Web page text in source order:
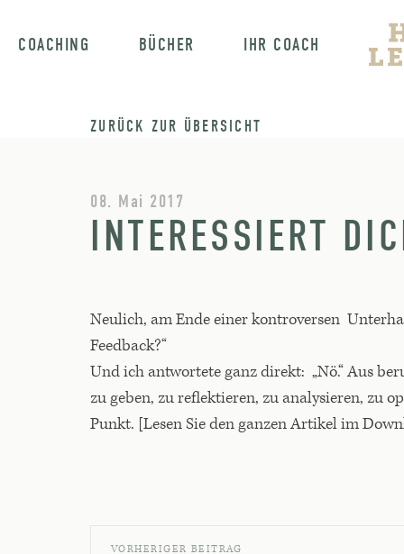
COACHING BÜCHER IHR COACH
ZURÜCK ZUR ÜBERSICHT
08. Mai 2017
INTERESSIERT
Neulich, am Ende einer kontroversen
Feedback?“
Und ich antwortete ganz direkt: „Nö.“ Aus
zu geben, zu reflektieren, zu analysieren, zu
Punkt. [Lesen Sie den ganzen Artikel im
VORHERIGER BEITRAG